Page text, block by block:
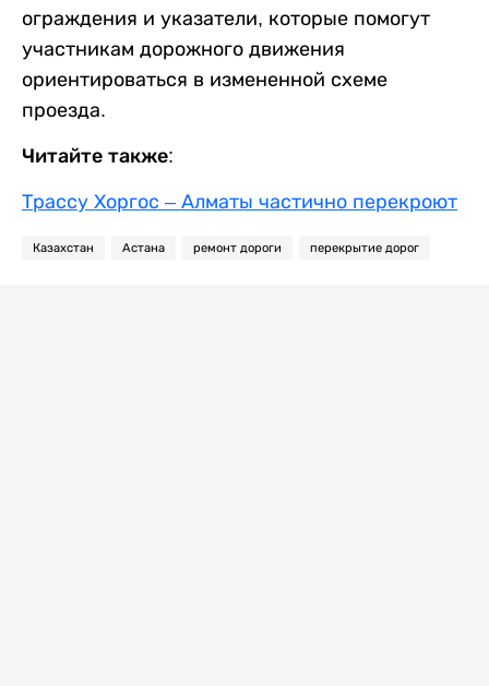
ограждения и указатели, которые помогут
участникам дорожного движения
ориентироваться в измененной схеме
проезда.
Читайте также:
Трассу Хоргос – Алматы частично перекроют
Казахстан Астана ремонт дороги перекрытие дорог